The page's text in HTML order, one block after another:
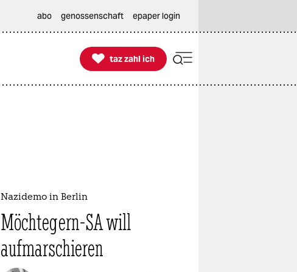
abo genossenschaft epaper login

taz zahl ich
taz zahl ich
Nazidemo in Berlin
Möchtegern-SA will
aufmarschieren